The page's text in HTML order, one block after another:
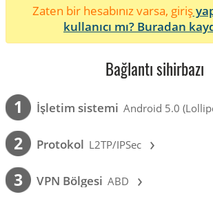
Zaten bir hesabınız varsa, giriş
kullanıcı mı? Buradan
Bağlantı sihirbazı
1 İşletim sistemi Android 5.0
2 Protokol L2TP/IPSec ›
3 VPN Bölgesi ABD ›